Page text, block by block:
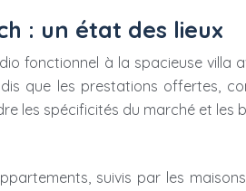
: un état des lieux
fonctionnel à la spacieuse villa
que les prestations offertes,
les spécificités du marché et les
suivis par les